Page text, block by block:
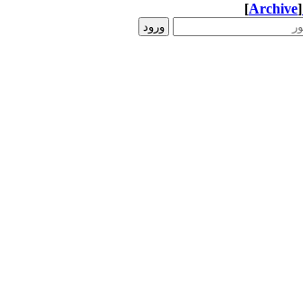
[Archive]